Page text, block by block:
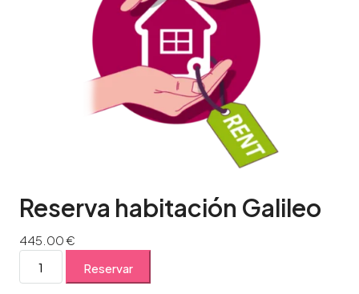
Reserva habitación Galileo
445.00€
Reservar